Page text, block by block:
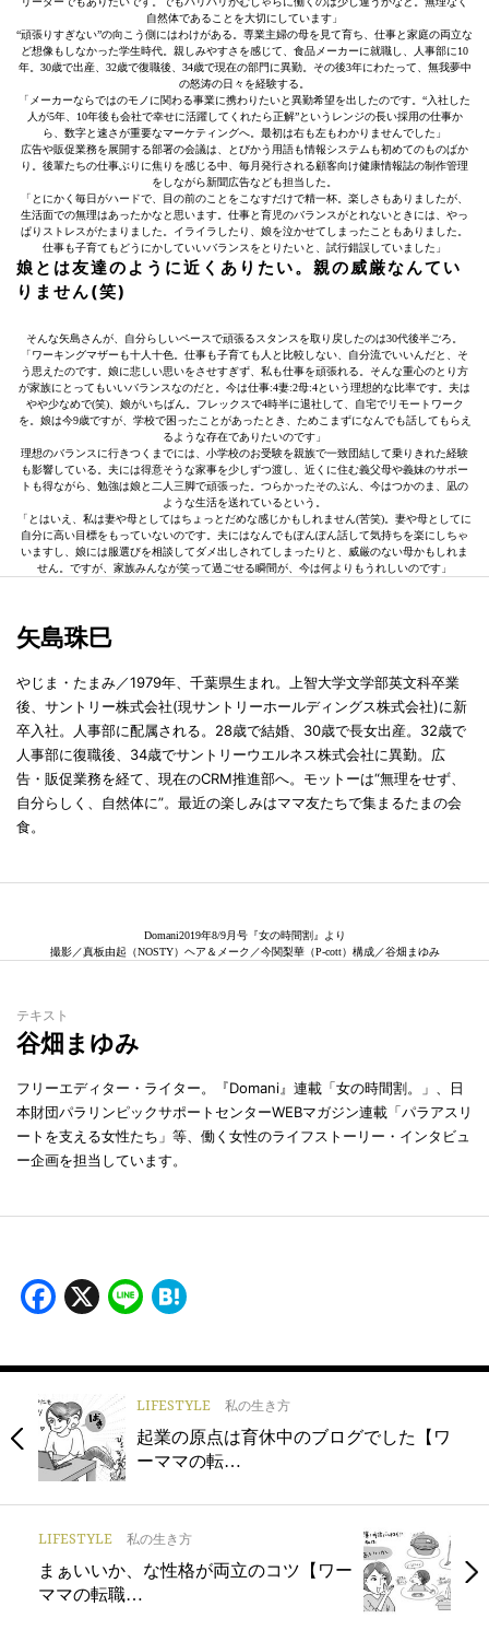
自然体であることを大切にしています」
“頑張りすぎない”の向こう側にはわけがある。専業主婦の母を見て育ち、仕事と家庭の両立な
ど想像もしなかった学生時代。親しみやすさを感じて、食品メーカーに就職し、人事部に10
年。30歳で出産、32歳で復職後、34歳で現在の部門に異勤。その後3年にわたって、無我夢中
の怒涛の日々を経験する。
「メーカーならではのモノに関わる事業に携わりたいと異勤希望を出したのです。“入社した
人が5年、10年後も会社で幸せに活躍してくれたら正解”というレンジの長い採用の仕事か
ら、数字と速さが重要なマーケティングへ。最初は右も左もわかりませんでした」
広告や販促業務を展開する部署の会議は、とびかう用語も情報システムも初めてのものばか
り。後輩たちの仕事ぶりに焦りを感じる中、毎月発行される顧客向け健康情報誌の制作管理
をしながら新聞広告なども担当した。
「とにかく毎日がハードで、目の前のことをこなすだけで精一杯。楽しさもありましたが、
生活面での無理はあったかなと思います。仕事と育児のバランスがとれないときには、やっ
ぱりストレスがたまりました。イライラしたり、娘を泣かせてしまったこともありました。
仕事も子育てもどうにかしていいバランスをとりたいと、試行錯誤していました」
娘とは友達のように近くありたい。親の威厳なんてい
りません(笑)
そんな矢島さんが、自分らしいペースで頑張るスタンスを取り戻したのは30代後半ごろ。
「ワーキングマザーも十人十色。仕事も子育ても人と比較しない、自分流でいいんだと、そ
う思えたのです。娘に悲しい思いをさせすぎず、私も仕事を頑張れる。そんな重心のとり方
が家族にとってもいいバランスなのだと。今は仕事:4妻:2母:4という理想的な比率です。夫は
やや少なめで(笑)、娘がいちばん。フレックスで4時半に退社して、自宅でリモートワーク
を。娘は今9歳ですが、学校で困ったことがあったとき、ためこまずになんでも話してもらえ
るような存在でありたいのです」
理想のバランスに行きつくまでには、小学校のお受験を親族で一致団結して乗りきれた経験
も影響している。夫には得意そうな家事を少しずつ渡し、近くに住む義父母や義妹のサポー
トも得ながら、勉強は娘と二人三脚で頑張った。つらかったそのぶん、今はつかのま、凪の
ような生活を送れているという。
「とはいえ、私は妻や母としてはちょっとだめな感じかもしれません(苦笑)。妻や母としてに
自分に高い目標をもっていないのです。夫にはなんでもぽんぽん話して気持ちを楽にしちゃ
いますし、娘には服選びを相談してダメ出しされてしまったりと、威厳のない母かもしれま
せん。ですが、家族みんなが笑って過ごせる瞬間が、今は何よりもうれしいのです」
矢島珠巳
やじま・たまみ／1979年、千葉県生まれ。上智大学文学部英文科卒業
後、サントリー株式会社(現サントリーホールディングス株式会社)に新
卒入社。人事部に配属される。28歳で結婚、30歳で長女出産。32歳で
人事部に復職後、34歳でサントリーウエルネス株式会社に異勤。広
告・販促業務を経て、現在のCRM推進部へ。モットーは“無理をせず、
自分らしく、自然体に”。最近の楽しみはママ友たちで集まるたまの会
食。
Domani2019年8/9月号『女の時間割』より
撮影／真板由起（NOSTY）ヘア＆メーク／今関梨華（P-cott）構成／谷畑まゆみ
テキスト
谷畑まゆみ
フリーエディター・ライター。『Domani』連載「女の時間割。」、日
本財団パラリンピックサポートセンターWEBマガジン連載「パラアスリ
ートを支える女性たち」等、働く女性のライフストーリー・インタビュ
ー企画を担当しています。
Facebook
X Line
LIFESTYLE 私の生き方
起業の原点は育休中のブログでした【ワ
ーママの転…
LIFESTYLE 私の生き方
まぁいいか、な性格が両立のコツ【ワー
ママの転職…